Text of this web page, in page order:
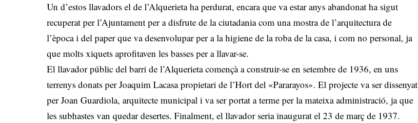
Un d’estos llavadors el de l’Alquerieta ha perdurat, encara que va estar anys abandonat ha sigut
recuperat per l’Ajuntament per a disfrute de la ciutadania com una mostra de l’arquitectura de
l’època i del paper que va desenvolupar per a la higiene de la roba de la casa, i com no personal, ja
que molts xiquets aprofitaven les basses per a llavar-se.
El llavador públic del barri de l’Alquerieta començà a construir-se en setembre de 1936, en uns
terrenys donats per Joaquim Lacasa propietari de l’Hort del «Pararayos». El projecte va ser dissenyat
per Joan Guardiola, arquitecte municipal i va ser portat a terme per la mateixa administració, ja que
les subhastes van quedar desertes. Finalment, el llavador seria inaugurat el 23 de març de 1937.